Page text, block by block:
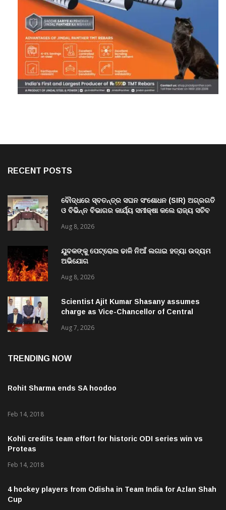
RECENT POSTS
ବୌଦ୍ଧରେ ସ୍ବତନ୍ତ୍ର ସଘନ ସଂଶୋଧନ (SIR) ଅଗ୍ରଗତି
ଓ ବିଭିନ୍ନ ବିଭାଗର କାର୍ଯ୍ୟ ସମୀକ୍ଷା କଲେ ରାଜ୍ୟ ସଚିବ
Aug 8, 2026
ଯୁବକଙ୍କୁ ପେଟ୍ରୋଲ ଢାଳି ନିଆଁ ଲଗାଇ ହତ୍ୟା ଉଦ୍ୟମ
ଅଭିଯୋଗ
Aug 8, 2026
Scientist Ajit Kumar Shasany assumes
charge as Vice-Chancellor of Central
Aug 7, 2026
TRENDING NOW
Rohit Sharma ends SA hoodoo
Feb 14, 2018
Kohli credits team effort for historic ODI series win vs
Proteas
Feb 14, 2018
4 hockey players from Odisha in Team India for Azlan Shah
Cup